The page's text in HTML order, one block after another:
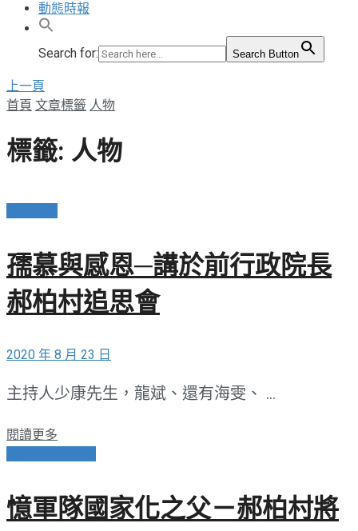
動態時報
Search for: Search Button
上一頁
首頁 文章標籤 人物
標籤: 人物
孺慕與感恩─講於前行政院長
郝柏村追思會
2020 年 8 月 23 日
主持人少康先生，龍斌、還有海雯、 ...
閱讀更多
憶軍隊國家化之父－郝柏村將